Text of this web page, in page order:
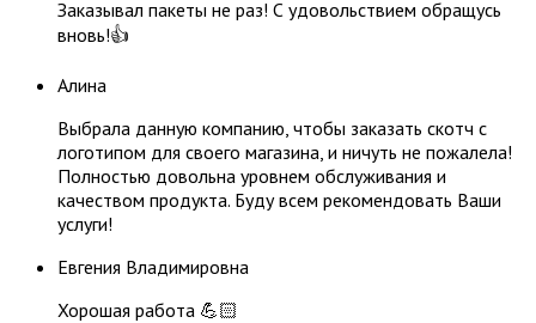
Заказывал пакеты не раз! С удовольствием обращусь
вновь!👍
Алина
Выбрала данную компанию, чтобы заказать скотч с
логотипом для своего магазина, и ничуть не пожалела!
Полностью довольна уровнем обслуживания и
качеством продукта. Буду всем рекомендовать Ваши
услуги!
Евгения Владимировна
Хорошая работа 💪🏻